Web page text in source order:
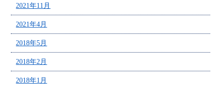
2021年11月
2021年4月
2018年5月
2018年2月
2018年1月